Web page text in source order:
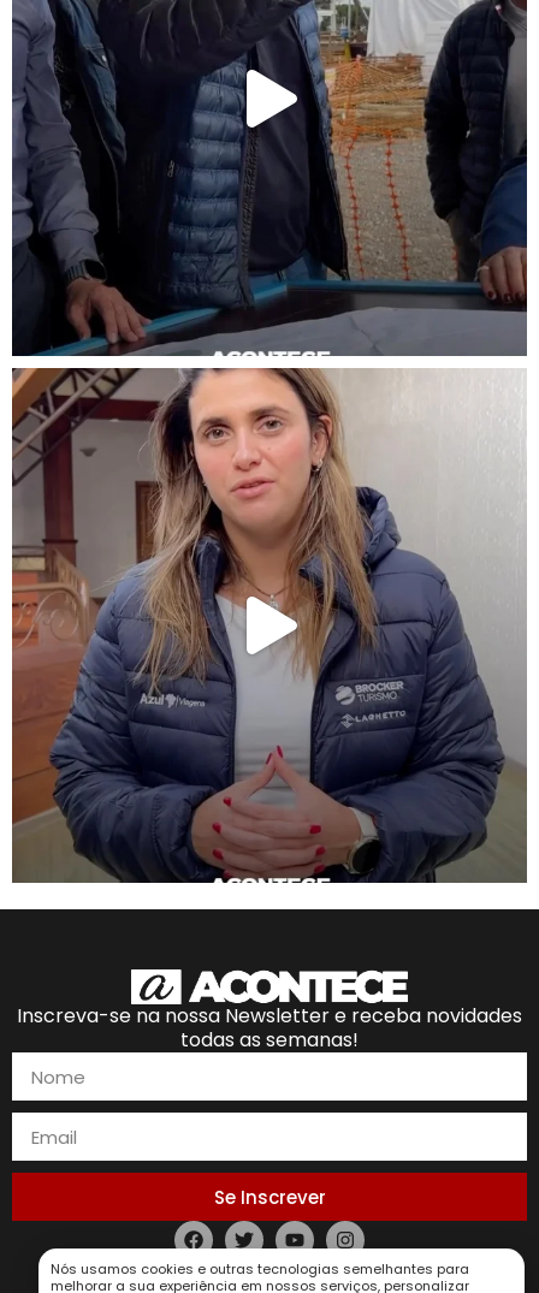
Inscreva-se na nossa Newsletter e receba novidades
todas as semanas!
Se Inscrever
Política de Privacidade
Nós usamos cookies e outras tecnologias semelhantes para
melhorar a sua experiência em nossos serviços, personalizar